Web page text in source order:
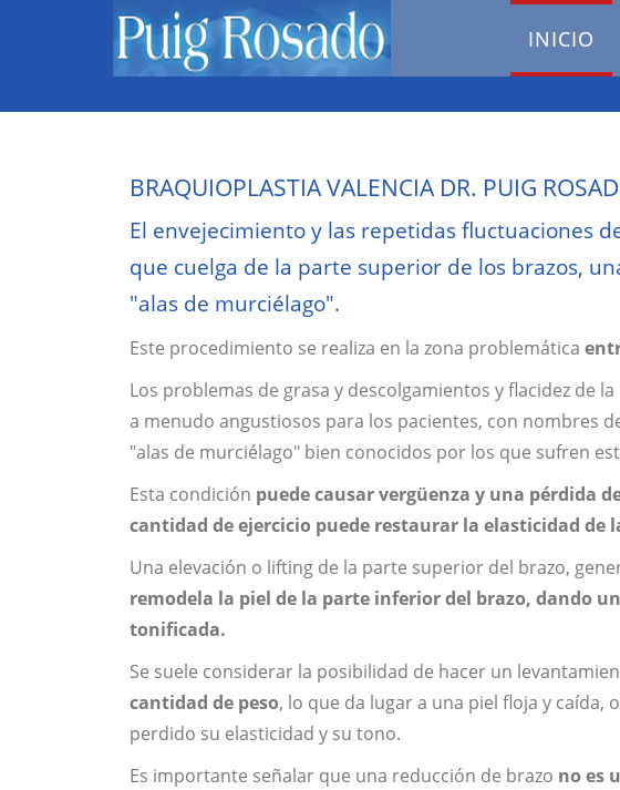
INICIO
BRAQUIOPLASTIA VALENCIA DR. PUIG
El envejecimiento y las repetidas fluctuaciones
que cuelga de la parte superior de los brazos,
"alas de murciélago".
Este procedimiento se realiza en la zona problemática
Los problemas de grasa y descolgamientos y flacidez de
a menudo angustiosos para los pacientes, con nombres
"alas de murciélago" bien conocidos por los que sufren
Esta condición puede causar vergüenza y una pérdida
cantidad de ejercicio puede restaurar la elasticidad de
Una elevación o lifting de la parte superior del brazo,
remodela la piel de la parte inferior del brazo, dando
tonificada.
Se suele considerar la posibilidad de hacer un
cantidad de peso, lo que da lugar a una piel floja y caída, o
perdido su elasticidad y su tono.
Es importante señalar que una reducción de brazo no es